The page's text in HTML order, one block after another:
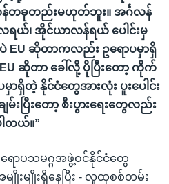
တခုတည်းမဟုတ်ဘူး။ အင်္ဂလန်
ယ်၊ အိုင်ယာလန်ရယ် ပေါင်းမှ
ပဲ EU ဆိုတာကလည်း ဥရောပမှာရှိ
ဆိုတာ ခေါ်လို့ ပိုပြီးတော့ ကိုက်
ာရှိတဲ့ နိုင်ငံတွေအားလုံး ပူးပေါင်း
မ်းပြီးတော့ စီးပွားရေးတွေလည်း
တယ်။”
ာပသမဂ္ဂအဖွဲ့ဝင်နိုင်ငံတွေ
ျိုးမျိုးရှိနေပြီး - လူထုစစ်တမ်း